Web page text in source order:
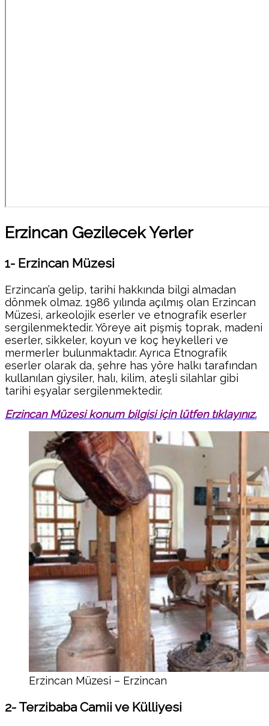
Erzincan Gezilecek Yerler
1- Erzincan Müzesi
Erzincan’a gelip, tarihi hakkında bilgi almadan
dönmek olmaz. 1986 yılında açılmış olan Erzincan
Müzesi, arkeolojik eserler ve etnografik eserler
sergilenmektedir. Yöreye ait pişmiş toprak, madeni
eserler, sikkeler, koyun ve koç heykelleri ve
mermerler bulunmaktadır. Ayrıca Etnografik
eserler olarak da, şehre has yöre halkı tarafından
kullanılan giysiler, halı, kilim, ateşli silahlar gibi
tarihi eşyalar sergilenmektedir.
Erzincan Müzesi konum bilgisi için lütfen tıklayınız.
Erzincan Müzesi – Erzincan
2- Terzibaba Camii ve Külliyesi